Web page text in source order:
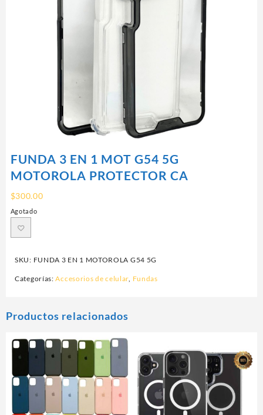
FUNDA 3 EN 1 MOT G54 5G
MOTOROLA PROTECTOR CA
$300.00
Agotado
SKU: FUNDA 3 EN 1 MOTOROLA G54 5G
Categorías:Accesorios de celular, Fundas
Productos relacionados